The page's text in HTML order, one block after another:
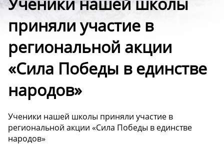
приняли участие в
региональной акции
«Сила Победы в единстве
народов»
Ученики нашей школы приняли участие в
региональной акции «Сила Победы в единстве
народов»